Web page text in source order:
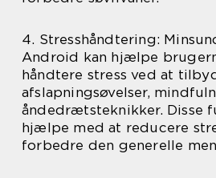
4. Stresshåndtering:
Android kan hjælpe
håndtere stress ved at
afslapningsøvelser,
åndedrætsteknikker. Disse
hjælpe med at reducere
forbedre den generelle